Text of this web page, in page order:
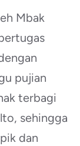
Mbak
pujian
terbagi
sehingga
dan